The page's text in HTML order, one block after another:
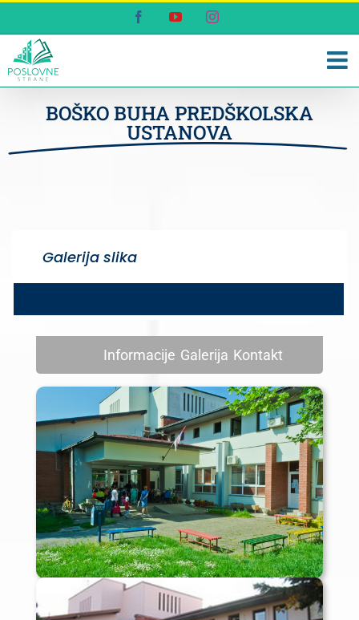
content
FacebookYouTubeInstagram
BOŠKO BUHA PREDŠKOLSKA
USTANOVA
Galerija slika
Informacije Galerija Kontakt